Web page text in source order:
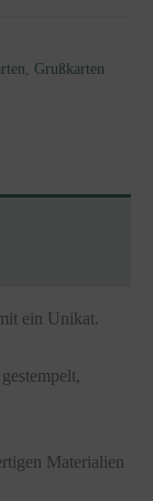
Grußkarten
ein Unikat.
Materialien